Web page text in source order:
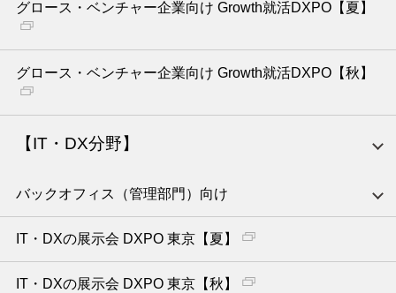
グロース・ベンチャー企業向け Growth就活DXPO【夏】
グロース・ベンチャー企業向け Growth就活DXPO【秋】
【IT・DX分野】
バックオフィス（管理部門）向け
IT・DXの展示会 DXPO 東京【夏】
IT・DXの展示会 DXPO 東京【秋】